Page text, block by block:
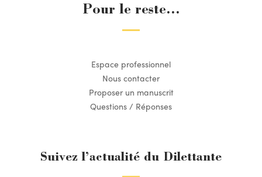
Pour le reste...
Espace professionnel
Nous contacter
Proposer un manuscrit
Questions / Réponses
Suivez l’actualité du Dilettante